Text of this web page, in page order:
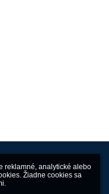
reklamné, analytické alebo
Žiadne cookies sa